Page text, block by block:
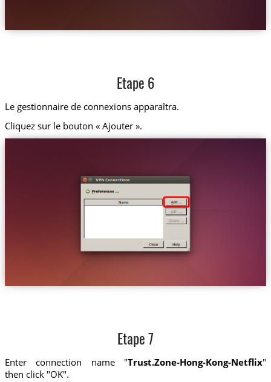
Etape 6
Le gestionnaire de connexions apparaîtra.
Cliquez sur le bouton « Ajouter ».
Etape 7
Enter connection name "Trust.Zone-Hong-Kong-Netflix"
then click "OK".